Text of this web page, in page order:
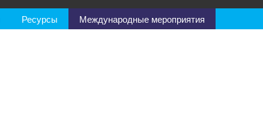
Ресурсы Международные мероприятия